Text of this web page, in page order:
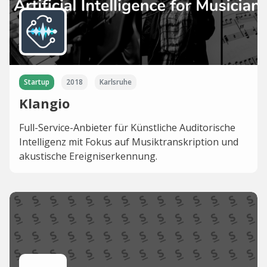
Startup 2018 Karlsruhe
Klangio
Full-Service-Anbieter für Künstliche Auditorische
Intelligenz mit Fokus auf Musiktranskription und
akustische Ereigniserkennung.